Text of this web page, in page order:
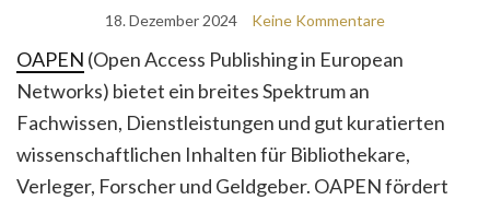
18. Dezember 2024 Keine Kommentare
OAPEN (Open Access Publishing in European
Networks) bietet ein breites Spektrum an
Fachwissen, Dienstleistungen und gut kuratierten
wissenschaftlichen Inhalten für Bibliothekare,
Verleger, Forscher und Geldgeber. OAPEN fördert